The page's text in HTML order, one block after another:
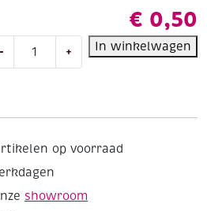
€ 0,50
- + In winkelwagen
op voorraad
showroom